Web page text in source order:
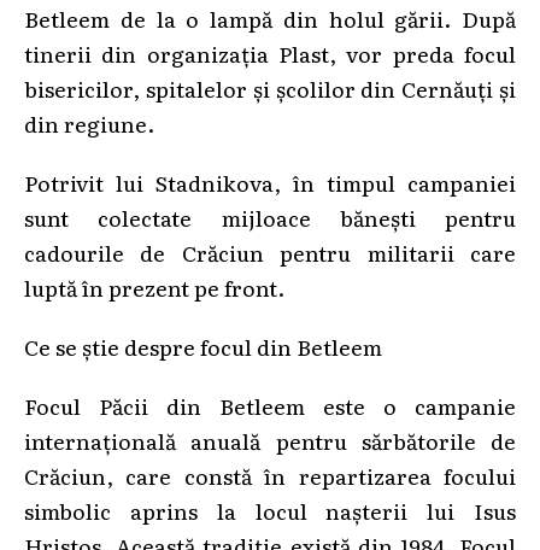
Betleem de la o lampă din holul gării. După
tinerii din organizația Plast, vor preda focul
bisericilor, spitalelor și școlilor din Cernăuți și
din regiune.
Potrivit lui Stadnikova, în timpul campaniei
sunt colectate mijloace bănești pentru
cadourile de Crăciun pentru militarii care
luptă în prezent pe front.
Ce se știe despre focul din Betleem
Focul Păcii din Betleem este o campanie
internațională anuală pentru sărbătorile de
Crăciun, care constă în repartizarea focului
simbolic aprins la locul nașterii lui Isus